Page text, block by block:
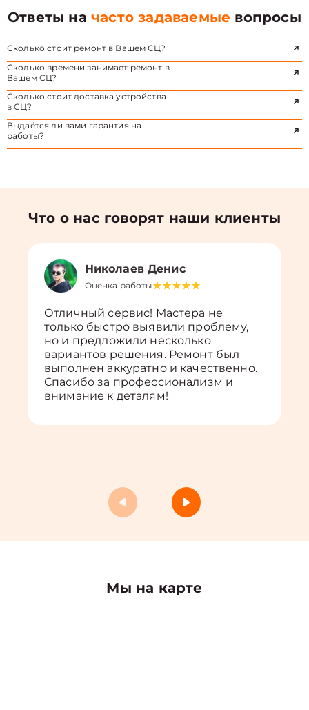
Ответы начасто задаваемые вопросы
Сколько стоит ремонт в Вашем СЦ?
Сколько времени занимает ремонт в
Вашем СЦ?
Сколько стоит доставка устройства
в СЦ?
Выдаётся ли вами гарантия на
работы?
Что о нас говорят наши клиенты
Николаев Денис
Оценка работы
Отличный сервис! Мастера не
только быстро выявили проблему,
но и предложили несколько
вариантов решения. Ремонт был
выполнен аккуратно и качественно.
Спасибо за профессионализм и
внимание к деталям!
Мы на карте